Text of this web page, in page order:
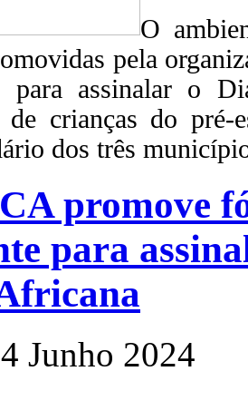
O
pela
para assinalar o
de crianças do
dos três
promove
para
Junho 2024